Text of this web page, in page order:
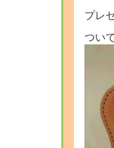
プレ
つい